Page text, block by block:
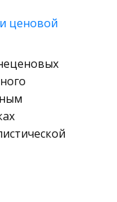
и
ценовой